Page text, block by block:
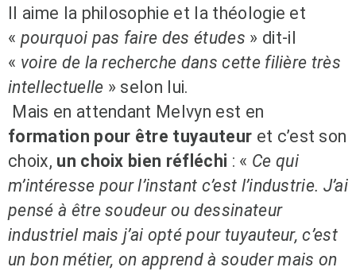
Il aime la philosophie et la théologie et
« pourquoi pas faire des études » dit-il
« voire de la recherche dans cette filière très
intellectuelle » selon lui.
Mais en attendant Melvyn est en
formation pour être tuyauteur et c’est son
choix, un choix bien réfléchi : « Ce qui
m’intéresse pour l’instant c’est l’industrie. J’ai
pensé à être soudeur ou dessinateur
industriel mais j’ai opté pour tuyauteur, c’est
un bon métier, on apprend à souder mais on